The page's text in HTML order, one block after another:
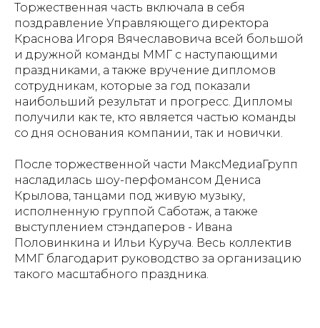
Торжественная часть включала в себя
поздравление Управляющего директора
Краснова Игоря Вячеславовича всей большой
и дружной команды ММГ с наступающими
праздниками, а также вручение дипломов
сотрудникам, которые за год показали
наибольший результат и прогресс. Дипломы
получили как те, кто является частью команды
со дня основания компании, так и новички.
После торжественной части МаксМедиаГрупп
насладилась шоу-перфомансом Дениса
Крылова, танцами под живую музыку,
исполненную группой Саботаж, а также
выступлением стэндаперов - Ивана
Половинкина и Ильи Куруча. Весь коллектив
ММГ благодарит руководство за организацию
такого масштабного праздника.